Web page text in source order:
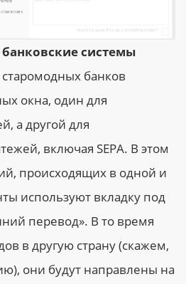
системы
банков
окна, один для
а другой для
включая SEPA. В этом
происходящих в одной и
используют вкладку под
перевод». В то время
в другую страну (скажем,
они будут направлены на